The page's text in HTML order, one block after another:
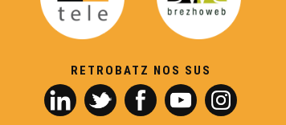
RETROBATZ NOS SUS